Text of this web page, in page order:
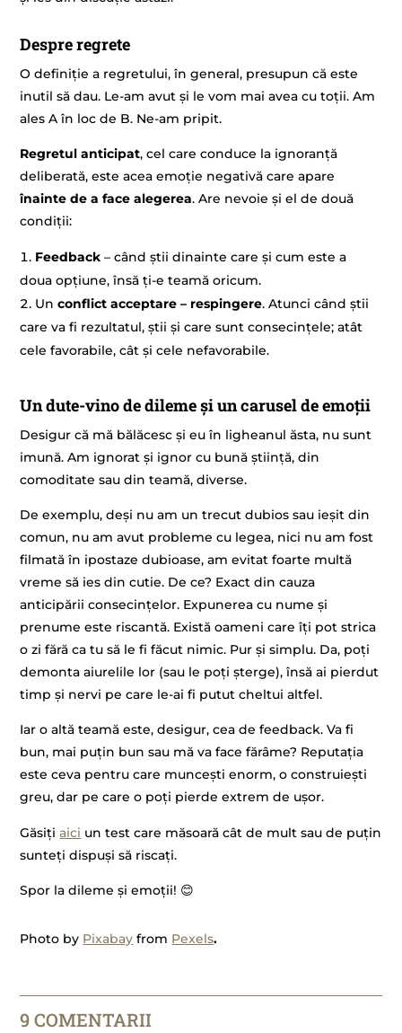
Despre regrete
O definiție a regretului, în general, presupun că este
inutil să dau. Le-am avut și le vom mai avea cu toții. Am
ales A în loc de B. Ne-am pripit.
Regretul anticipat, cel care conduce la ignoranță
deliberată, este acea emoție negativă care apare
înainte de a face alegerea. Are nevoie și el de două
condiții:
Feedback– când știi dinainte care și cum este a
doua opțiune, însă ți-e teamă oricum.
Unconflict acceptare – respingere. Atunci când știi
care va fi rezultatul, știi și care sunt consecințele; atât
cele favorabile, cât și cele nefavorabile.
Un dute-vino de dileme și un carusel de emoții
Desigur că mă bălăcesc și eu în ligheanul ăsta, nu sunt
imună. Am ignorat și ignor cu bună știință, din
comoditate sau din teamă, diverse.
De exemplu, deși nu am un trecut dubios sau ieșit din
comun, nu am avut probleme cu legea, nici nu am fost
filmată în ipostaze dubioase, am evitat foarte multă
vreme să ies din cutie. De ce? Exact din cauza
anticipării consecințelor. Expunerea cu nume și
prenume este riscantă. Există oameni care îți pot strica
o zi fără ca tu să le fi făcut nimic. Pur și simplu. Da, poți
demonta aiurelile lor (sau le poți șterge), însă ai pierdut
timp și nervi pe care le-ai fi putut cheltui altfel.
Iar o altă teamă este, desigur, cea de feedback. Va fi
bun, mai puțin bun sau mă va face fărâme? Reputația
este ceva pentru care muncești enorm, o construiești
greu, dar pe care o poți pierde extrem de ușor.
Găsițiaici un test care măsoară cât de mult sau de puțin
sunteți dispuși să riscați.
Spor la dileme și emoții! 😊
Photo by Pixabay from Pexels.
9 COMENTARII